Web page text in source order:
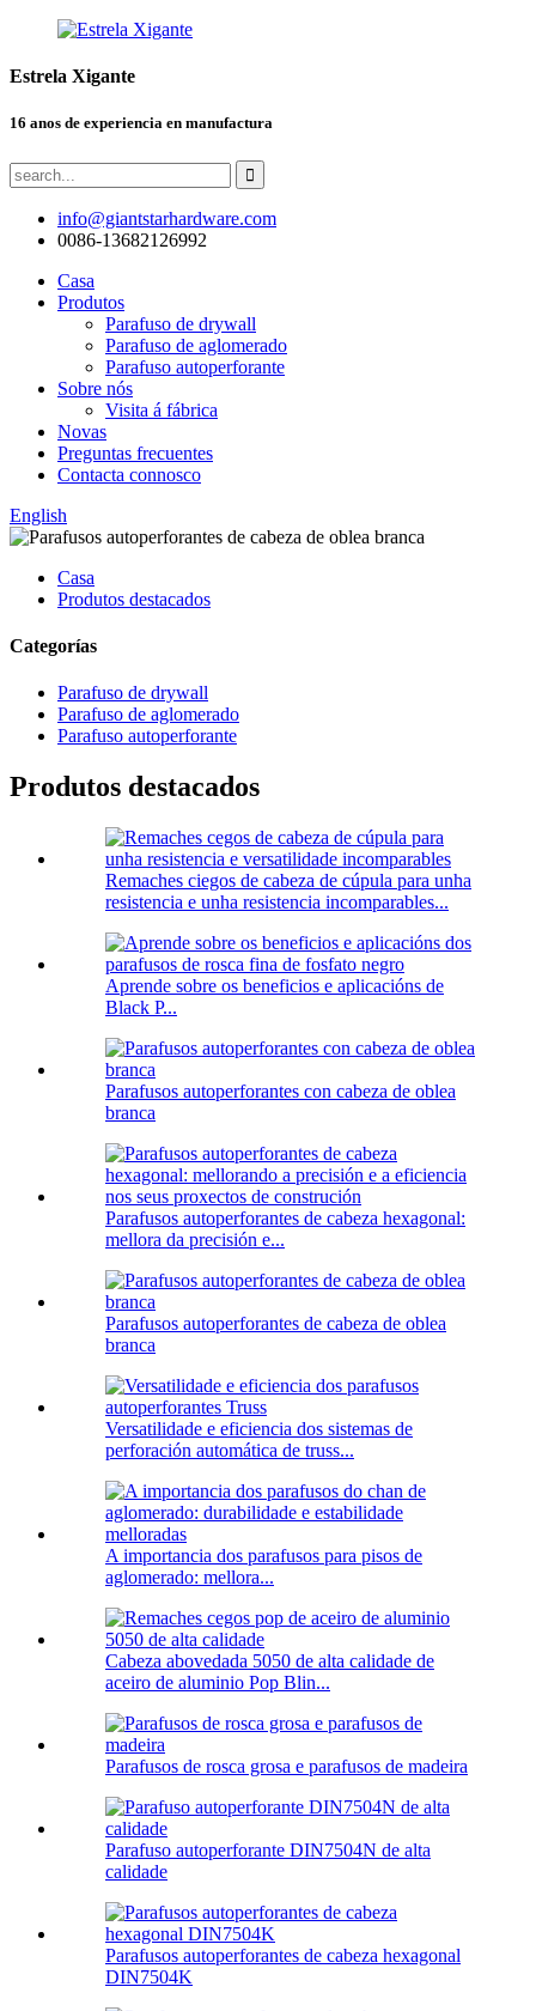
Estrela Xigante
16 anos de experiencia en manufactura
info@giantstarhardware.com
0086-13682126992
Casa
Produtos
Parafuso de drywall
Parafuso de aglomerado
Parafuso autoperforante
Sobre nós
Visita á fábrica
Novas
Preguntas frecuentes
Contacta connosco
English
Casa
Produtos destacados
Categorías
Parafuso de drywall
Parafuso de aglomerado
Parafuso autoperforante
Produtos destacados
Remaches ciegos de cabeza de cúpula para unha
resistencia e unha resistencia incomparables...
Aprende sobre os beneficios e aplicacións de
Black P...
Parafusos autoperforantes con cabeza de oblea
branca
Parafusos autoperforantes de cabeza hexagonal:
mellora da precisión e...
Parafusos autoperforantes de cabeza de oblea
branca
Versatilidade e eficiencia dos sistemas de
perforación automática de truss...
A importancia dos parafusos para pisos de
aglomerado: mellora...
Cabeza abovedada 5050 de alta calidade de
aceiro de aluminio Pop Blin...
Parafusos de rosca grosa e parafusos de madeira
Parafuso autoperforante DIN7504N de alta
calidade
Parafusos autoperforantes de cabeza hexagonal
DIN7504K